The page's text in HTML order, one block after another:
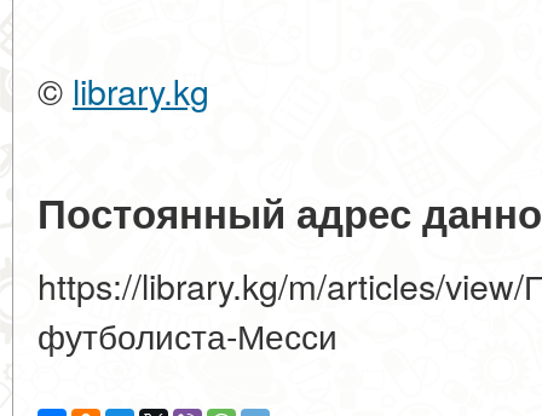
© library.kg
Постоянный адрес
https://library.kg/m/articles/view/
футболиста-Месси